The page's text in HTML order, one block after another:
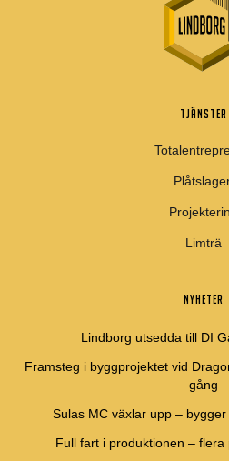
TJÄNSTER
Limträ
NYHETER
Lindborg utsedda till DI
Framsteg i byggprojektet vid
gång
Sulas MC växlar upp –
Full fart i produktionen –